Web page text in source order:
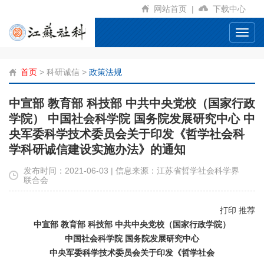
网站首页 | 下载中心
首页 > 科研诚信 > 政策法规
中宣部 教育部 科技部 中共中央党校（国家行政
学院） 中国社会科学院 国务院发展研究中心 中
央军委科学技术委员会关于印发《哲学社会科
学科研诚信建设实施办法》的通知
发布时间：2021-06-03 | 信息来源：江苏省哲学社会科学界
联合会
打印 推荐
中宣部 教育部 科技部 中共中央党校（国家行政学院）
中国社会科学院 国务院发展研究中心
中央军委科学技术委员会关于印发《哲学社会